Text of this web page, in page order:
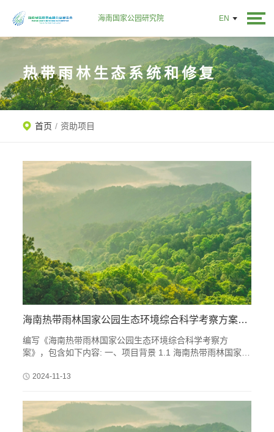
EN
海南国家公园研究院
热带雨林生态系统和修复
首页 / 资助项目
海南热带雨林国家公园生态环境综合科学考察方案编写
编写《海南热带雨林国家公园生态环境综合科学考察方
案》，包含如下内容: 一、项目背景 1.1 海南热带雨林国家公
和意义 1.3 海南热带雨林国家公园面临的挑战和问题 二、项
持机制 4.2 生态系统功能维持机制 4.3 环境与人文因素影响
机制 4.4 数据与标本汇交、共享系统 五、工作方案 5.1 研究
对象与调查方法 5.2 课题一:动物多样性维持机制 5.3 课题二:
2024-11-13